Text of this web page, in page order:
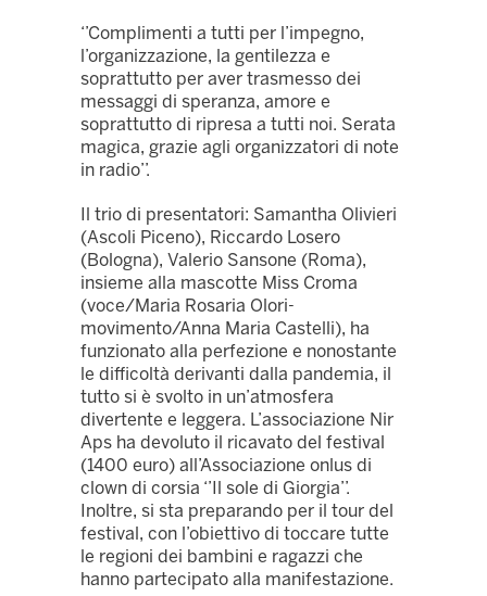
‘’Complimenti a tutti per l’impegno,
l’organizzazione, la gentilezza e
soprattutto per aver trasmesso dei
messaggi di speranza, amore e
soprattutto di ripresa a tutti noi. Serata
magica, grazie agli organizzatori di note
in radio’’.
Il trio di presentatori: Samantha Olivieri
(Ascoli Piceno), Riccardo Losero
(Bologna), Valerio Sansone (Roma),
insieme alla mascotte Miss Croma
(voce/Maria Rosaria Olori-
movimento/Anna Maria Castelli), ha
funzionato alla perfezione e nonostante
le difficoltà derivanti dalla pandemia, il
tutto si è svolto in un’atmosfera
divertente e leggera. L’associazione Nir
Aps ha devoluto il ricavato del festival
(1400 euro) all’Associazione onlus di
clown di corsia ‘’Il sole di Giorgia’’.
Inoltre, si sta preparando per il tour del
festival, con l’obiettivo di toccare tutte
le regioni dei bambini e ragazzi che
hanno partecipato alla manifestazione.